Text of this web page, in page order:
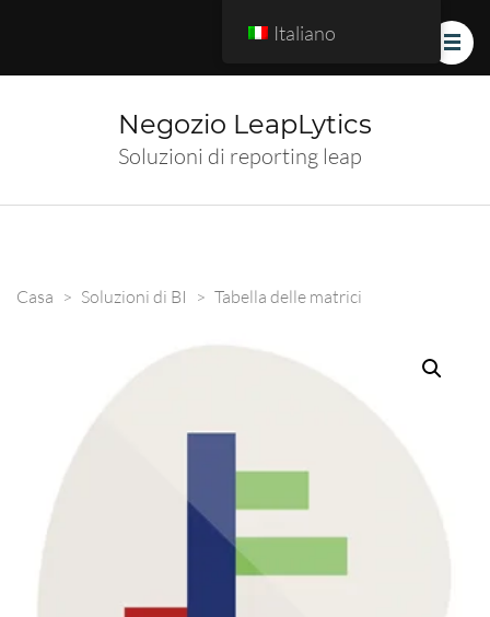
Negozio LeapLytics
Soluzioni di reporting leap
Casa > Soluzioni di BI > Tabella delle matrici
Italiano